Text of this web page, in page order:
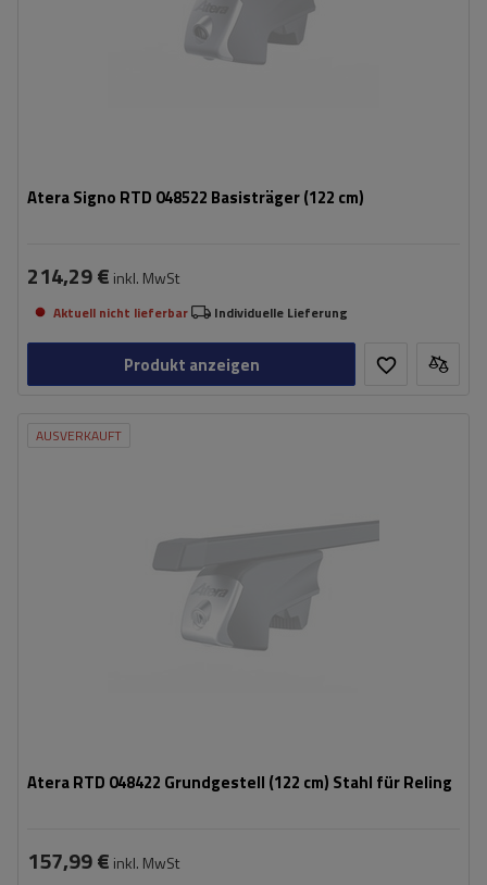
Atera Signo RTD 048522 Basisträger (122 cm)
214,29 € inkl. MwSt
Aktuell nicht lieferbar Individuelle Lieferung
Produkt anzeigen
AUSVERKAUFT
Atera RTD 048422 Grundgestell (122 cm) Stahl für Reling
157,99 € inkl. MwSt